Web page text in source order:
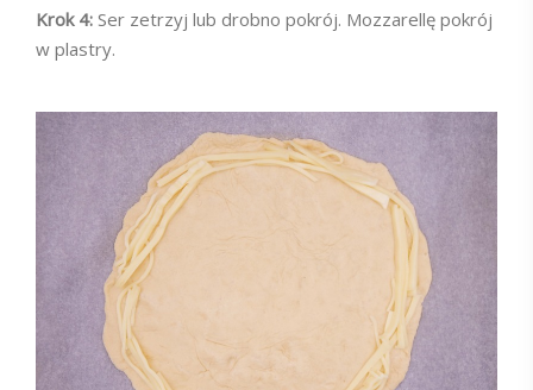
Krok 4: Ser zetrzyj lub drobno pokrój. Mozzarellę pokrój
w plastry.